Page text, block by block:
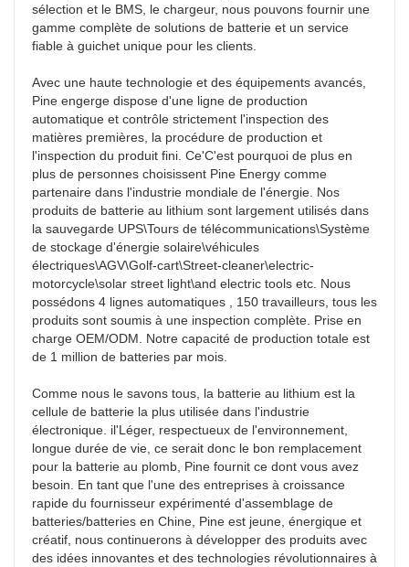
sélection et le BMS, le chargeur, nous pouvons fournir une
gamme complète de solutions de batterie et un service
fiable à guichet unique pour les clients.
Avec une haute technologie et des équipements avancés,
Pine engerge dispose d'une ligne de production
automatique et contrôle strictement l'inspection des
matières premières, la procédure de production et
l'inspection du produit fini. Ce'C'est pourquoi de plus en
plus de personnes choisissent Pine Energy comme
partenaire dans l'industrie mondiale de l'énergie. Nos
produits de batterie au lithium sont largement utilisés dans
la sauvegarde UPS\Tours de télécommunications\Système
de stockage d'énergie solaire\véhicules
électriques\AGV\Golf-cart\Street-cleaner\electric-
motorcycle\solar street light\and electric tools etc. Nous
possédons 4 lignes automatiques , 150 travailleurs, tous les
produits sont soumis à une inspection complète. Prise en
charge OEM/ODM. Notre capacité de production totale est
de 1 million de batteries par mois.
Comme nous le savons tous, la batterie au lithium est la
cellule de batterie la plus utilisée dans l'industrie
électronique. il'Léger, respectueux de l'environnement,
longue durée de vie, ce serait donc le bon remplacement
pour la batterie au plomb, Pine fournit ce dont vous avez
besoin. En tant que l'une des entreprises à croissance
rapide du fournisseur expérimenté d'assemblage de
batteries/batteries en Chine, Pine est jeune, énergique et
créatif, nous continuerons à développer des produits avec
des idées innovantes et des technologies révolutionnaires à